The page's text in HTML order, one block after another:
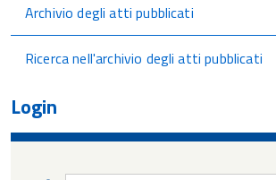
Archivio degli atti pubblicati
Ricerca nell'archivio degli atti pubblicati
Login